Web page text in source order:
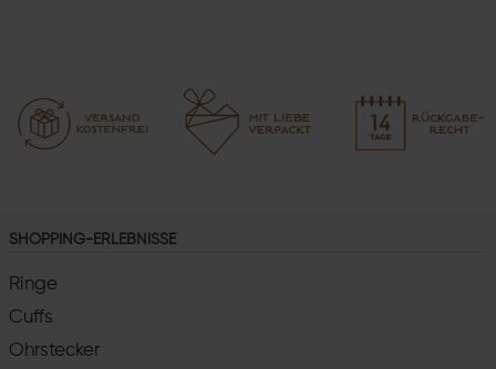
SHOPPING-ERLEBNISSE
Ringe
Cuffs
Ohrstecker